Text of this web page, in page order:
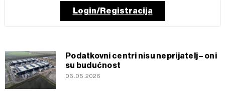
Login/Registracija
Podatkovni centri nisu neprijatelj – oni
su budućnost
06.05.2026